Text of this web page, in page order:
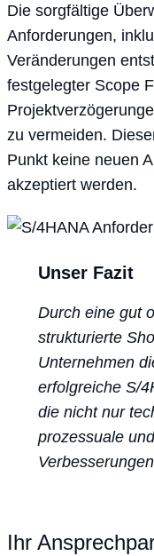
Die sorgfältige
Anforderungen,
Veränderungen
festgelegter Scope
zu vermeiden.
Punkt keine neuen
akzeptiert werden.
Unser Fazit
Durch eine gut
strukturierte
Unternehmen
erfolgreiche S/
die nicht nur
prozessuale
Ihr